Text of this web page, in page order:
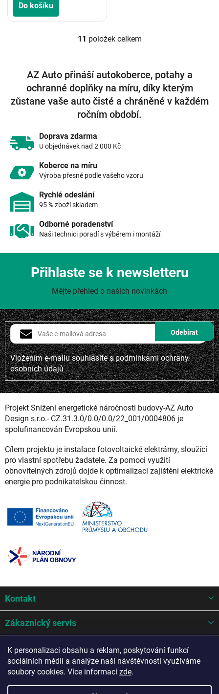
K personalizaci obsahu a reklam, poskytování funkcí
sociálních médií a analýze naší návštěvnosti využíváme
soubory cookies. Více informací zde.
Do košíku
O
á
d
a
c
í
p
k
ý
11 položek celkem
AZ Auto přináší autokoberce, potahy a
ochranné doplňky na míru, díky kterým
zůstane vaše auto čisté a chráněné v každém
ročním období.
Doprava zdarma
U objednávek nad 2 000 Kč
Koberce na míru
Výroba přesně podle vašeho vzoru
Rychlé odeslání
95 % zboží skladem
Odborné poradenství
Naši technici poradí s výběrem i montáží
Vložením e-mailu souhlasíte spodmínkami ochrany
osobních údajů
Přihlaste se k newsletteru
Mějte přehled o našich novinkách
Projekt Snížení energetické náročnosti budovy-AZ Auto
Design s.r.o.- CZ.31.3.0/0.0/0.0/22_001/0004806 je
spolufinancován Evropskou unií.
Cílem projektu je instalace fotovoltaické elektrárny, sloužící
pro vlastní spotřebu žadatele. Za pomoci využití
obnovitelných zdrojů dojde k optimalizaci zajištění elektrické
energie pro podnikatelskou činnost.
p
t
Kontakt
Zákaznický servis
Mohlo by se hodit
Potřebujete poradit?